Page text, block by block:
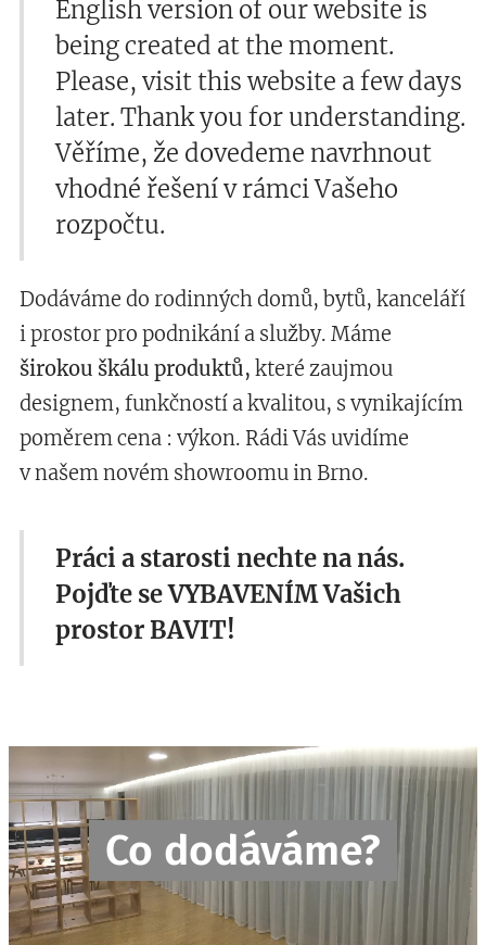
English version of our website is
being created at the moment.
Please, visit this website a few days
later. Thank you for understanding.
Věříme, že dovedeme navrhnout
vhodné řešení v rámci Vašeho
rozpočtu.
Dodáváme do rodinných domů, bytů, kanceláří
i prostor pro podnikání a služby. Máme
širokou škálu produktů, které zaujmou
designem, funkčností a kvalitou, s vynikajícím
poměrem cena : výkon. Rádi Vás uvidíme
vnašem novém showroomu in Brno.
Práci a starosti nechte na nás.
Pojďte se VYBAVENÍM Vašich
prostor BAVIT!
Co dodáváme?